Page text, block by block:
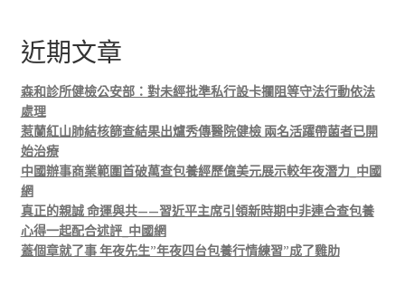
近期文章
森和診所健檢公安部：對未經批準私行設卡攔阻等守法行動依法
處理
惹蘭紅山肺結核篩查結果出爐秀傳醫院健檢 兩名活躍帶菌者已開
始治療
中國辦事商業範圍首破萬查包養經歷億美元展示較年夜潛力_中國
網
真正的親誠 命運與共——習近平主席引領新時期中非連合查包養
心得一起配合述評_中國網
蓋個章就了事 年夜先生”年夜四台包養行情練習”成了雞肋